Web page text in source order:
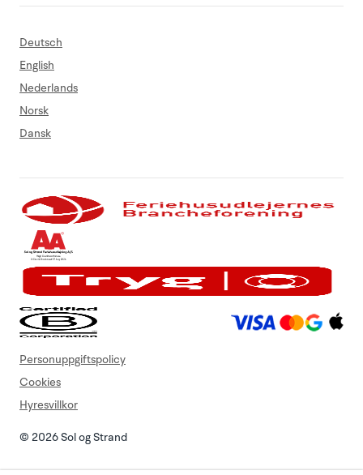
Deutsch
English
Nederlands
Norsk
Dansk
© 2026 Sol og Strand
Personuppgiftspolicy
Cookies
Hyresvillkor